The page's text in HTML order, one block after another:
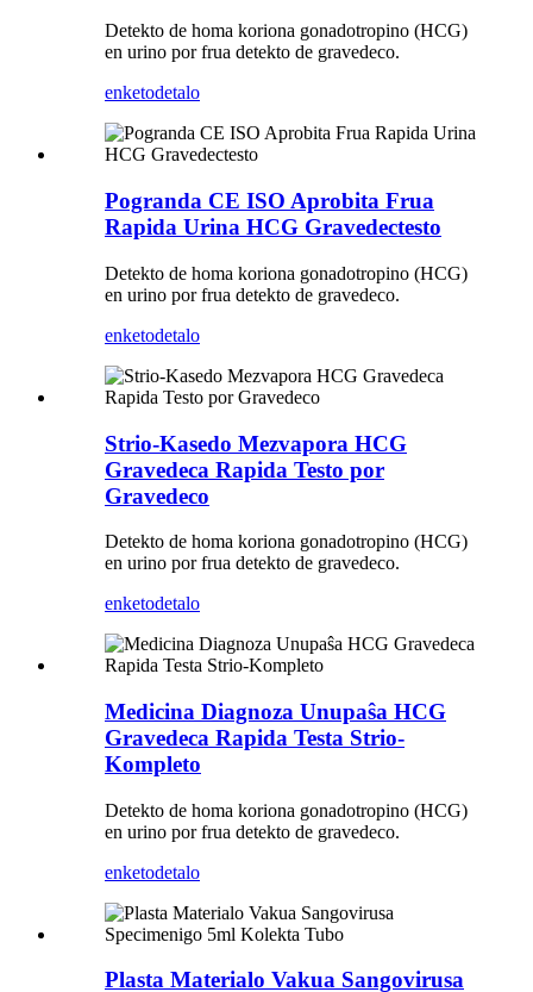
Detekto de homa koriona gonadotropino (HCG)
en urino por frua detekto de gravedeco.
enketodetalo
Pogranda CE ISO Aprobita Frua
Rapida Urina HCG Gravedectesto
Detekto de homa koriona gonadotropino (HCG)
en urino por frua detekto de gravedeco.
enketodetalo
Strio-Kasedo Mezvapora HCG
Gravedeca Rapida Testo por
Gravedeco
Detekto de homa koriona gonadotropino (HCG)
en urino por frua detekto de gravedeco.
enketodetalo
Medicina Diagnoza Unupaŝa HCG
Gravedeca Rapida Testa Strio-
Kompleto
Detekto de homa koriona gonadotropino (HCG)
en urino por frua detekto de gravedeco.
enketodetalo
Plasta Materialo Vakua Sangovirusa